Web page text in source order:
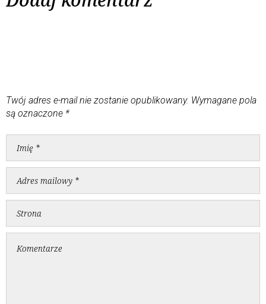
Twój adres e-mail nie zostanie opublikowany. Wymagane pola
są oznaczone *